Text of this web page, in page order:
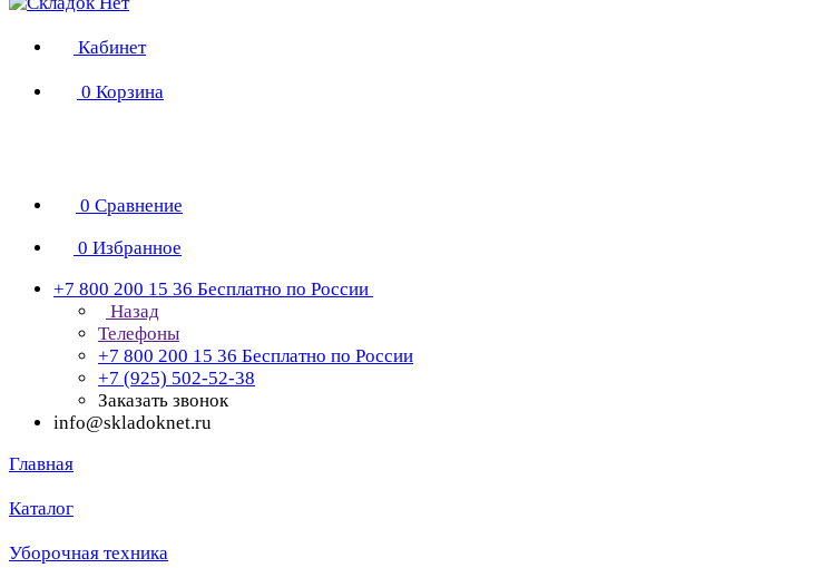
Кабинет
0 Корзина
0 Сравнение
0 Избранное
+7 800 200 15 36 Бесплатно по России
Назад
Телефоны
+7 800 200 15 36 Бесплатно по России
+7 (925) 502-52-38
Заказать звонок
info@skladoknet.ru
Главная
Каталог
Уборочная техника